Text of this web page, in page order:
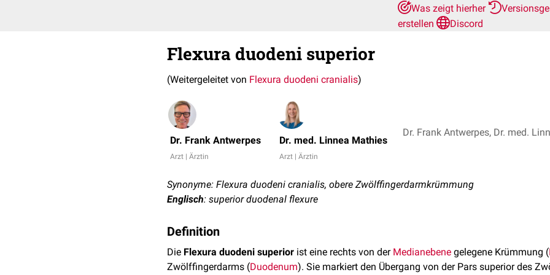
Was zeigt hierher
erstellen
Discord
Flexura duodeni superior
(Weitergeleitet von Flexura duodeni cranialis)
Dr. Frank Antwerpes
Arzt | Ärztin
Dr. med. Linnea Mathies
Arzt | Ärztin
Dr. Frank Antwerpes, Dr. med.
Synonyme: Flexura duodeni cranialis, obere Zwölffingerdarmkrümmung
Englisch: superior duodenal flexure
Definition
Die Flexura duodeni superior ist eine rechts von der Medianebene gelegene Krümmung (
Zwölffingerdarms (Duodenum). Sie markiert den Übergang von der Pars superior des